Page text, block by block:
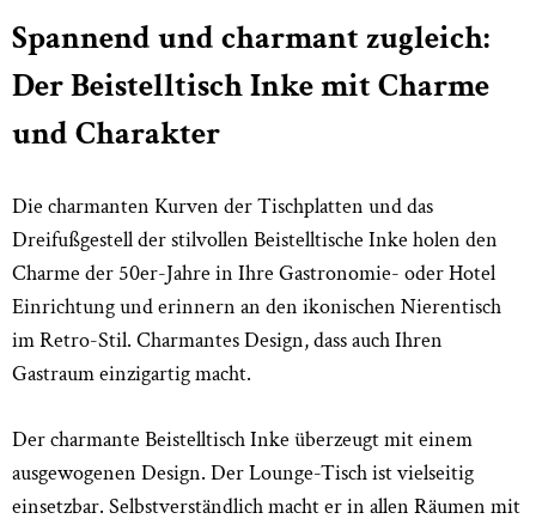
Spannend und charmant zugleich:
Der Beistelltisch Inke mit Charme
und Charakter
Die charmanten Kurven der Tischplatten und das
Dreifußgestell der stilvollen Beistelltische Inke holen den
Charme der 50er-Jahre in Ihre Gastronomie- oder Hotel
Einrichtung und erinnern an den ikonischen Nierentisch
im Retro-Stil. Charmantes Design, dass auch Ihren
Gastraum einzigartig macht.
Der charmante Beistelltisch Inke überzeugt mit einem
ausgewogenen Design. Der Lounge-Tisch ist vielseitig
einsetzbar. Selbstverständlich macht er in allen Räumen mit